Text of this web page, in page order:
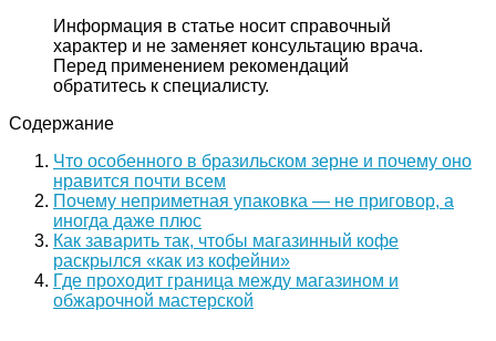
Информация в статье носит справочный
характер и не заменяет консультацию врача.
Перед применением рекомендаций
обратитесь к специалисту.
Содержание
Что особенного в бразильском зерне и почему оно
нравится почти всем
Почему неприметная упаковка — не приговор, а
иногда даже плюс
Как заварить так, чтобы магазинный кофе
раскрылся «как из кофейни»
Где проходит граница между магазином и
обжарочной мастерской